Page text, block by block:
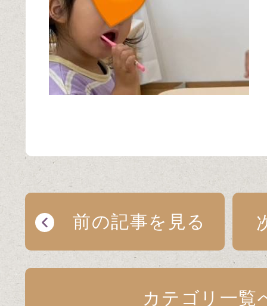
前の記事を見る
カテゴリ一覧